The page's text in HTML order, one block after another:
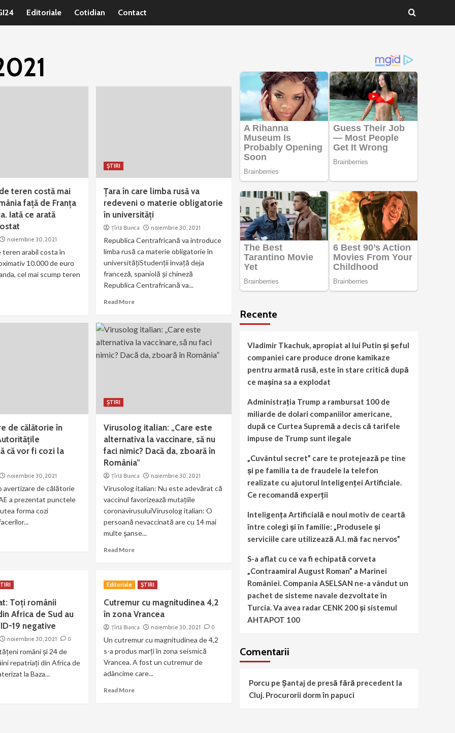
Editoriale Cotidian Contact
teren costă mai
faţă de Franţa
Iată ce arată
noiembrie 30, 2021
teren arabil costa în
10.000 de euro
cel mai scump teren
ȘTIRI
Țara în care limba rusă va
redeveni o materie obligatorie
în universități
Țîrlă Bianca noiembrie 30, 2021
Republica Centrafricană va introduce
limba rusă ca materie obligatorie în
universitățiStudenții învață deja
franceză, spaniolă și chineză
Republica Centrafricană va...
Read More
de călătorie în
că vor fi cozi la
noiembrie 30, 2021
avertizare de călătorie
a prezentat punctele
forma cozi
ȘTIRI
Virusolog italian: „Care este
alternativa la vaccinare, să nu
faci nimic? Dacă da, zboară în
România”
Țîrlă Bianca noiembrie 30, 2021
Virusolog italian: Nu este adevărat că
vaccinul favorizează mutațiile
coronavirusuluiVirusolog italian: O
persoană nevaccinată are cu 14 mai
multe șanse...
Read More
Toți românii
Africa de Sud au
19 negative
noiembrie 30, 2021 0
români şi 24 de
repatriaţi din Africa de
la Baza...
Editoriale ȘTIRI
Cutremur cu magnitudinea 4,2
în zona Vrancea
Țîrlă Bianca noiembrie 30, 2021 0
Un cutremur cu magnitudinea de 4,2
s-a produs marți în zona seismică
Vrancea. A fost un cutremur de
adâncime care...
Read More
Recente
Vladimir Tkachuk, apropiat al lui Putin și șeful
companiei care produce drone kamikaze
pentru armată rusă, este în stare critică după
ce mașina sa a explodat
Administrația Trump a rambursat 100 de
miliarde de dolari companiilor americane,
după ce Curtea Supremă a decis că tarifele
impuse de Trump sunt ilegale
„Cuvântul secret” care te protejează pe tine
și pe familia ta de fraudele la telefon
realizate cu ajutorul Inteligenței Artificiale.
Ce recomandă experții
Inteligența Artificială e noul motiv de ceartă
între colegi și în familie: „Produsele și
serviciile care utilizează A.I. mă fac nervos”
S-a aflat cu ce va fi echipată corveta
„Contraamiral August Roman” a Marinei
României. Compania ASELSAN ne-a vândut un
pachet de sisteme navale dezvoltate în
Turcia. Va avea radar CENK 200 şi sistemul
AHTAPOT 100
Comentarii
Porcu pe Șantaj de presă fără precedent la
Cluj. Procurorii dorm în papuci